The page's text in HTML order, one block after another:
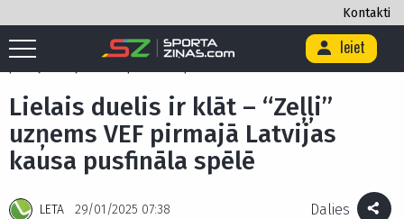
Kontakti
Ieiet
Sākums Basketbols / Lielais duelis ir klāt – “Zeļļi” uzņems VEF
Lielais duelis ir klāt – “Zeļļi”
uzņems VEF pirmajā Latvijas
kausa pusfināla spēlē
LETA 29/01/2025 07:38 Dalies